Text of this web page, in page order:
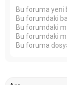
Bu foruma yeni
Bu forumdaki
Bu forumdaki
Bu forumdaki
Bu foruma